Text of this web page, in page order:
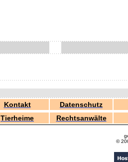
Kontakt
Datenschutz
Tierheime Rechtsanwälte
©